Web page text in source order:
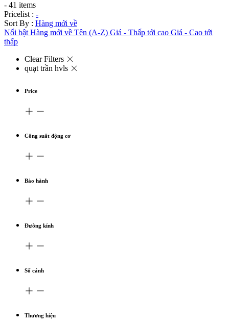
- 41 items
Pricelist : -
Sort By : Hàng mới về
Nổi bật Hàng mới về Tên (A-Z) Giá - Thấp tới cao Giá - Cao tới
thấp
Clear Filters
quạt trần hvls
Price
Công suất động cơ
Bảo hành
Đường kính
Số cánh
Thương hiệu